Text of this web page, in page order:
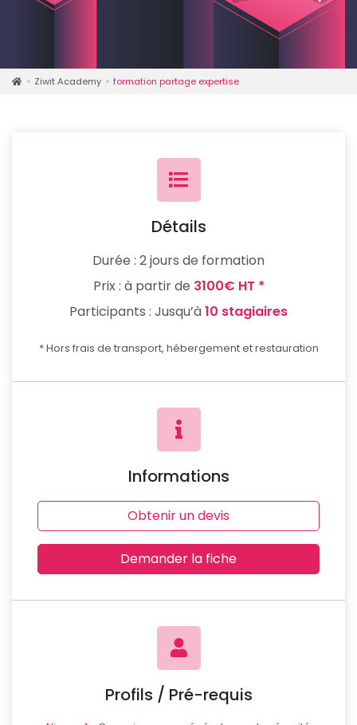
Ziwit Academy formation partage expertise
Détails
Durée : 2 jours de formation
Prix : à partir de 3100€ HT *
Participants : Jusqu’à10 stagiaires
* Hors frais de transport, hébergement et restauration
Informations
Obtenir un devis
Demander la fiche
Profils / Pré-requis